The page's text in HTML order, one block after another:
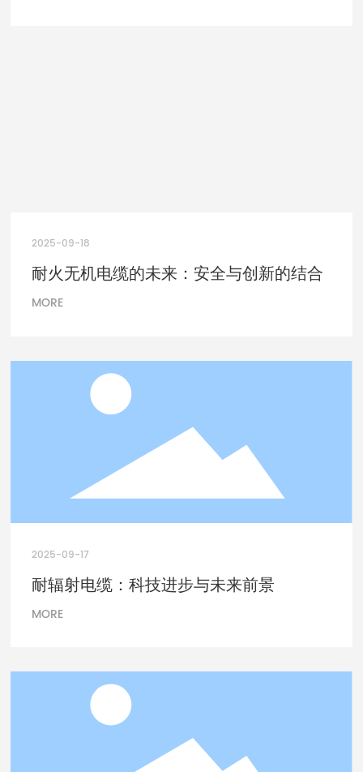
2025-09-18
耐火无机电缆的未来：安全与创新的结合
MORE
2025-09-17
耐辐射电缆：科技进步与未来前景
MORE